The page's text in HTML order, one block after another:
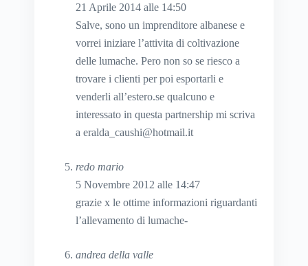
21 Aprile 2014 alle 14:50
Salve, sono un imprenditore albanese e
vorrei iniziare l’attivita di coltivazione
delle lumache. Pero non so se riesco a
trovare i clienti per poi esportarli e
venderli all’estero.se qualcuno e
interessato in questa partnership mi scriva
a eralda_caushi@hotmail.it
redo mario
5 Novembre 2012 alle 14:47
grazie x le ottime informazioni riguardanti
l’allevamento di lumache-
andrea della valle